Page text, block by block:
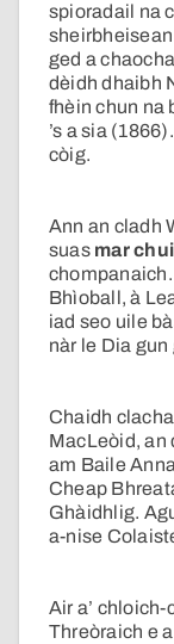
spioradail na
ged a
dèidh dhaibh
fhèin chun na
’s a sia
còig.
Ann an cladh
suas mar
chompanaich.
Bhìoball, à
iad seo uile
nàr le Dia gun
Chaidh
MacLeòid, an
am Baile
Cheap
Ghàidhlig.
a-nise
Air a’
Threòraich e